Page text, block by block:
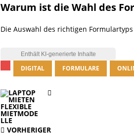
Warum ist die Wahl des
Die Auswahl des richtigen
DIGITAL FORMULARE
VORHERIGER